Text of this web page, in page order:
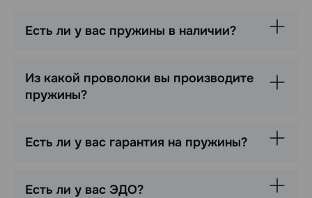
Есть ли у вас пружины в наличии?
Из какой проволоки вы производите
пружины?
Есть ли у вас гарантия на пружины?
Есть ли у вас ЭДО?